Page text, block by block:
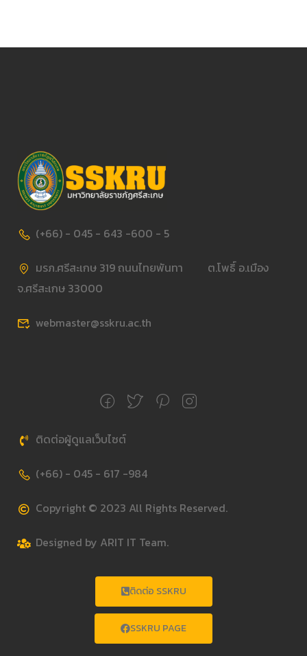
(+66) - 045 - 643 -600 - 5
มรภ.ศรีสะเกษ 319 ถนนไทยพันทา ต.โพธิ์ อ.เมือง
จ.ศรีสะเกษ 33000
webmaster@sskru.ac.th
ติดต่อผู้ดูแลเว็บไซต์
(+66) - 045 - 617 -984
Copyright © 2023 All Rights Reserved.
Designed by ARIT IT Team.
ติดต่อ SSKRU
SSKRU PAGE